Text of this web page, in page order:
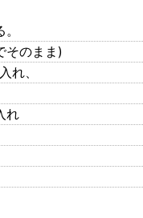
そのまま)
れ、
れ